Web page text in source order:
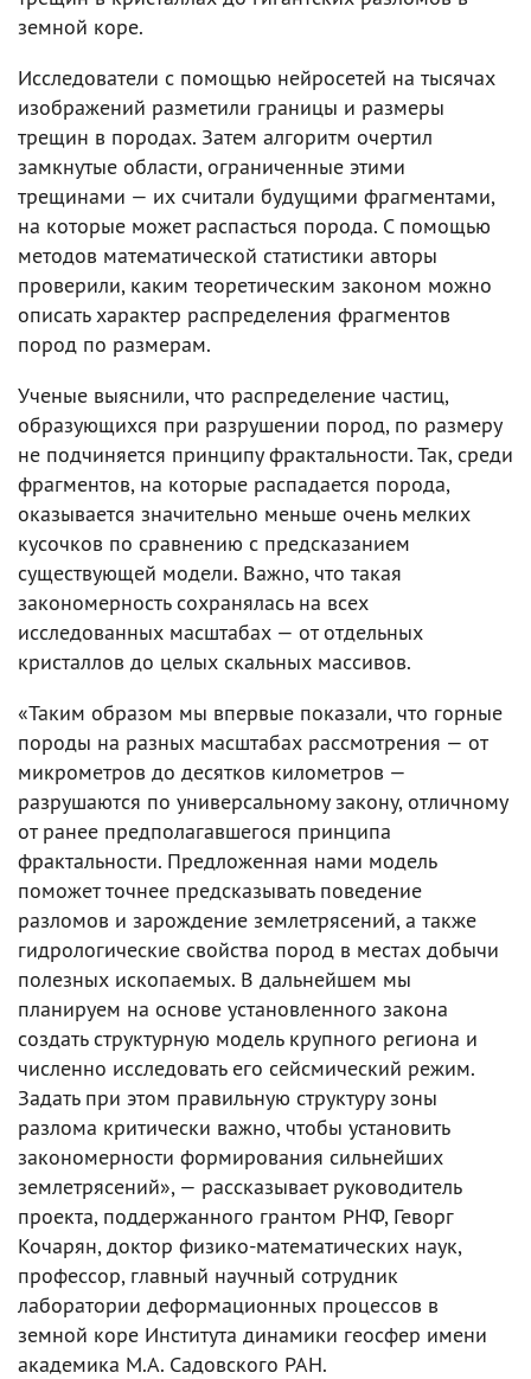
земной коре.
Исследователи с помощью нейросетей на тысячах
изображений разметили границы и размеры
трещин в породах. Затем алгоритм очертил
замкнутые области, ограниченные этими
трещинами — их считали будущими фрагментами,
на которые может распасться порода. С помощью
методов математической статистики авторы
проверили, каким теоретическим законом можно
описать характер распределения фрагментов
пород по размерам.
Ученые выяснили, что распределение частиц,
образующихся при разрушении пород, по размеру
не подчиняется принципу фрактальности. Так, среди
фрагментов, на которые распадается порода,
оказывается значительно меньше очень мелких
кусочков по сравнению с предсказанием
существующей модели. Важно, что такая
закономерность сохранялась на всех
исследованных масштабах — от отдельных
кристаллов до целых скальных массивов.
«Таким образом мы впервые показали, что горные
породы на разных масштабах рассмотрения — от
микрометров до десятков километров —
разрушаются по универсальному закону, отличному
от ранее предполагавшегося принципа
фрактальности. Предложенная нами модель
поможет точнее предсказывать поведение
разломов и зарождение землетрясений, а также
гидрологические свойства пород в местах добычи
полезных ископаемых. В дальнейшем мы
планируем на основе установленного закона
создать структурную модель крупного региона и
численно исследовать его сейсмический режим.
Задать при этом правильную структуру зоны
разлома критически важно, чтобы установить
закономерности формирования сильнейших
землетрясений», — рассказывает руководитель
проекта, поддержанного грантом РНФ, Геворг
Кочарян, доктор физико-математических наук,
профессор, главный научный сотрудник
лаборатории деформационных процессов в
земной коре Института динамики геосфер имени
академика М.А. Садовского РАН.